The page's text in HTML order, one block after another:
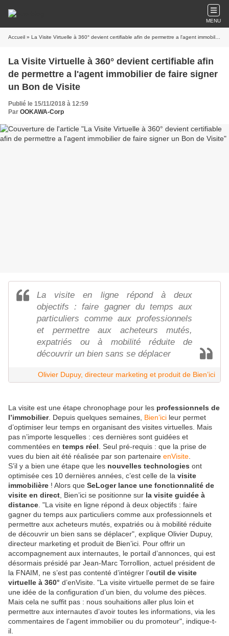
MENU
Accueil » La Visite Virtuelle à 360° devient certifiable afin de permettre a l'agent immobilier de faire signer un Bon de Visite
La Visite Virtuelle à 360° devient certifiable afin
de permettre a l'agent immobilier de faire signer
un Bon de Visite
Publié le 15/11/2018 à 12:59
Par OOKAWA-Corp
La visite en ligne répond à deux
objectifs : faire gagner du temps aux
particuliers comme aux professionnels
et permettre aux acheteurs mutés,
expatriés ou à mobilité réduite de
découvrir un bien sans se déplacer
Olivier Dupuy, directeur marketing et produit de Bien’ici
La visite est une étape chronophage pour les professionnels de
l’immobilier. Depuis quelques semaines, Bien’ici leur permet
d’optimiser leur temps en organisant des visites virtuelles. Mais
pas n’importe lesquelles : ces dernières sont guidées et
commentées en temps réel . Seul pré-requis : que la prise de
vues du bien ait été réalisée par son partenaire enVisite
S’il y a bien une étape que les nouvelles technologies ont
optimisée ces 10 dernières années, c’est celle de la visite
immobilière ! Alors que SeLoger lance une fonctionnalité de
visite en direct , Bien’ici se positionne sur la visite guidée à
distance . "La visite en ligne répond à deux objectifs : faire
gagner du temps aux particuliers comme aux professionnels et
permettre aux acheteurs mutés, expatriés ou à mobilité réduite
de découvrir un bien sans se déplacer", explique Olivier Dupuy,
directeur marketing et produit de Bien’ici. Pour offrir un
accompagnement aux internautes, le portail d’annonces, qui est
désormais présidé par Jean-Marc Torrollion, actuel président de
la FNAIM, ne s’est pas contenté d’intégrer l’outil de visite
virtuelle à 360° d’enVisite. "La visite virtuelle permet de se faire
une idée de la configuration d’un bien, du volume des pièces.
Mais cela ne suffit pas : nous souhaitions aller plus loin et
permettre aux internautes d’avoir toutes les informations, via les
commentaires de l’agent immobilier ou du promoteur", indique-t-
il.